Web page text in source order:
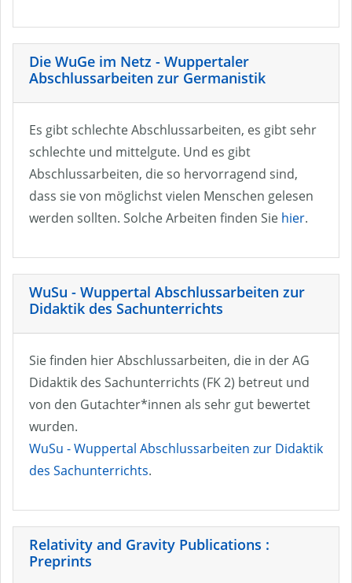
Die WuGe im Netz - Wuppertaler
Abschlussarbeiten zur Germanistik
Es gibt schlechte Abschlussarbeiten, es gibt sehr
schlechte und mittelgute. Und es gibt
Abschlussarbeiten, die so hervorragend sind,
dass sie von möglichst vielen Menschen gelesen
werden sollten. Solche Arbeiten finden Sie hier.
WuSu - Wuppertal Abschlussarbeiten zur
Didaktik des Sachunterrichts
Sie finden hier Abschlussarbeiten, die in der AG
Didaktik des Sachunterrichts (FK 2) betreut und
von den Gutachter*innen als sehr gut bewertet
wurden.
WuSu - Wuppertal Abschlussarbeiten zur Didaktik
des Sachunterrichts.
Relativity and Gravity Publications :
Preprints